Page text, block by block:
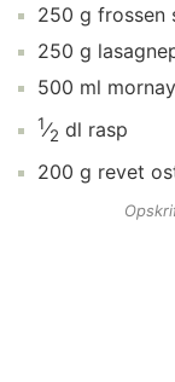
250 g frossen
250 g
500 ml
1⁄2 dl rasp
200 g revet